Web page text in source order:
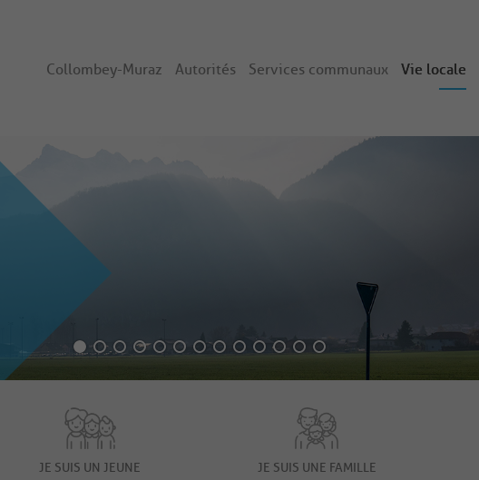
Collombey-Muraz Autorités Services communaux Vie locale
JE SUIS UN JEUNE JE SUIS UNE FAMILLE